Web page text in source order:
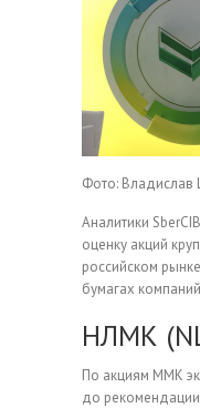
Фото: Владислав
Аналитики
оценку акций
российском
бумагах
НЛМК
По акциям ММК
до